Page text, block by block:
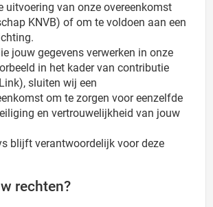
uitvoering van onze overeenkomst
KNVB) of om te voldoen aan een
jouw gegevens verwerken in onze
in het kader van contributie
sluiten wij een
om te zorgen voor eenzelfde
en vertrouwelijkheid van jouw
blijft verantwoordelijk voor deze
rechten?